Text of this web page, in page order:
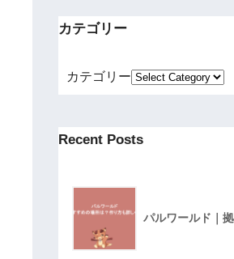
カテゴリー
カテゴリー
Recent Posts
パルワールド｜